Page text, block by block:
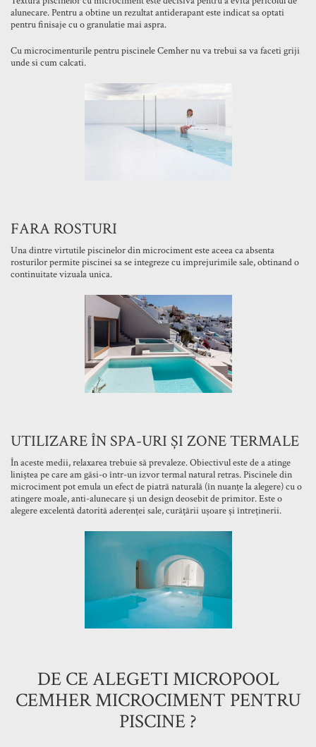
alunecare. Pentru a obtine un rezultat antiderapant este indicat sa optati
pentru finisaje cu o granulatie mai aspra.
Cu microcimenturile pentru piscinele Cemher nu va trebui sa va faceti griji
unde si cum calcati.
FARA ROSTURI
Una dintre virtutile piscinelor din microciment este aceea ca absenta
rosturilor permite piscinei sa se integreze cu imprejurimile sale, obtinand o
continuitate vizuala unica.
UTILIZARE ÎN SPA-URI ȘI ZONE TERMALE
În aceste medii, relaxarea trebuie să prevaleze. Obiectivul este de a atinge
liniștea pe care am găsi-o într-un izvor termal natural retras. Piscinele din
microciment pot emula un efect de piatră naturală (în nuanțe la alegere) cu o
atingere moale, anti-alunecare și un design deosebit de primitor. Este o
alegere excelentă datorită aderenței sale, curățării ușoare și întreținerii.
DE CE ALEGETI MICROPOOL
CEMHER MICROCIMENT PENTRU
PISCINE ?